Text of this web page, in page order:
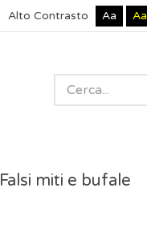
Alto Contrasto Aa Aa
Falsi miti e bufale